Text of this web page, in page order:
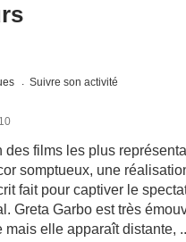
Suivre son activité
films les plus
somptueux, une
fait pour captiver le
Greta Garbo est très
elle apparaît distante,